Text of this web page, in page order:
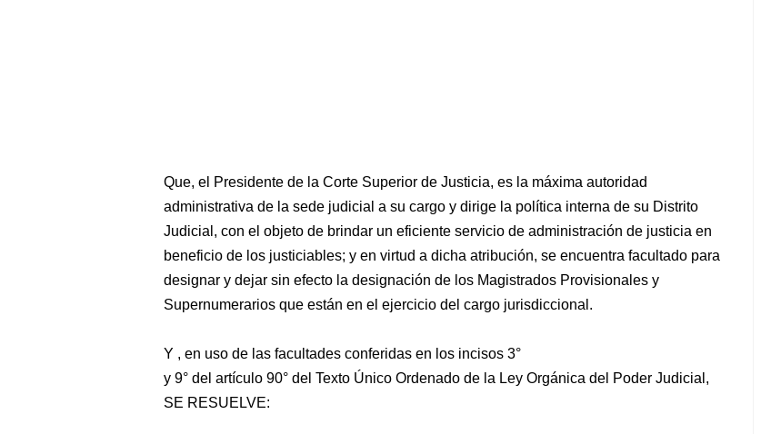
Que, el Presidente de la Corte Superior de Justicia, es la máxima autoridad
administrativa de la sede judicial a su cargo y dirige la política interna de su Distrito
Judicial, con el objeto de brindar un eficiente servicio de administración de justicia en
beneficio de los justiciables; y en virtud a dicha atribución, se encuentra facultado para
designar y dejar sin efecto la designación de los Magistrados Provisionales y
Supernumerarios que están en el ejercicio del cargo jurisdiccional.
Y , en uso de las facultades conferidas en los incisos 3°
y 9° del artículo 90° del Texto Único Ordenado de la Ley Orgánica del Poder Judicial,
SE RESUELVE: